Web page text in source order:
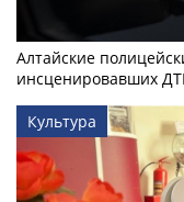
Алтайские
инсценировавших
Культура